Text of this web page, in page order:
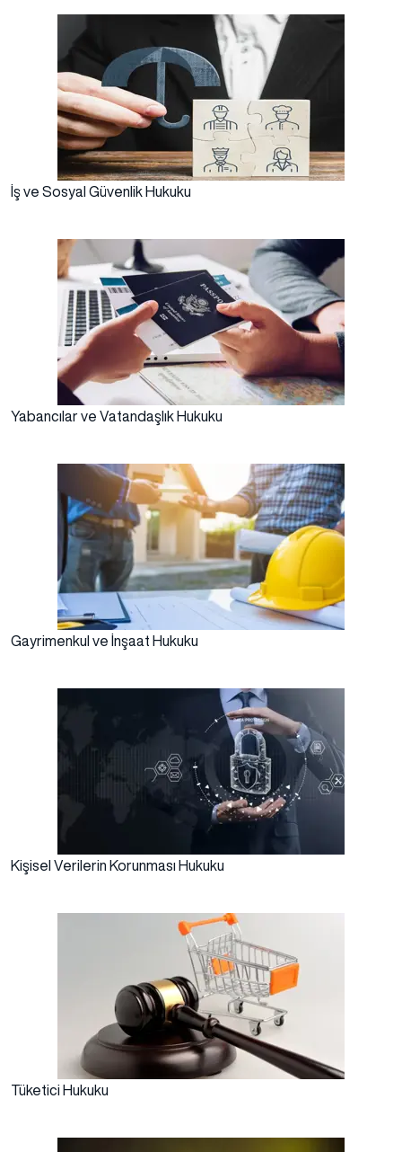
İş ve Sosyal Güvenlik Hukuku
Yabancılar ve Vatandaşlık Hukuku
Gayrimenkul ve İnşaat Hukuku
Kişisel Verilerin Korunması Hukuku
Tüketici Hukuku